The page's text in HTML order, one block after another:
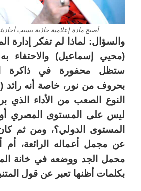
أصبح مادة إعلامية جاذبة بسبب
والسؤال: لماذا لم تفكر إدارة
(محيي إسماعيل) والاحتفاء
ستظل محفورة في ذاكرة
بحروف من نور، خاصة أنه رائد
النوع الصعب من الأداء الذي
ليس على المستوى المصري
المستوى الدولي؟، ومن ثم
عن مجمل أعماله الرائعة، أم
محمل الجد ووضعه في خانة
بكلمات أظنها تعبر عن قول